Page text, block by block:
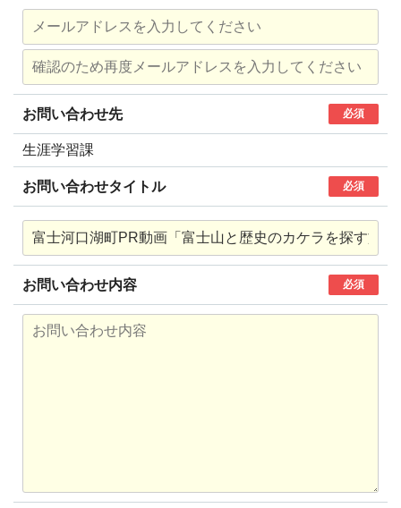
お問い合わせ先 必須
生涯学習課
お問い合わせタイトル 必須
お問い合わせ内容 必須